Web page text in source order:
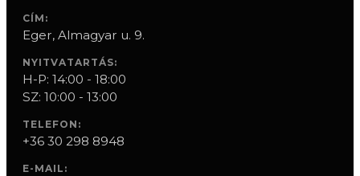
CÍM:
Eger, Almagyar u. 9.
NYITVATARTÁS:
H-P: 14:00 - 18:00
SZ: 10:00 - 13:00
TELEFON:
+36 30 298 8948
E-MAIL: